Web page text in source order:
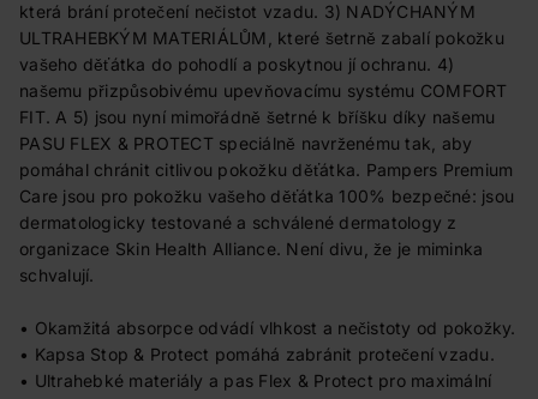
která brání protečení nečistot vzadu. 3) NADÝCHANÝM
ULTRAHEBKÝM MATERIÁLŮM, které šetrně zabalí pokožku
vašeho děťátka do pohodlí a poskytnou jí ochranu. 4)
našemu přizpůsobivému upevňovacímu systému COMFORT
FIT. A 5) jsou nyní mimořádně šetrné k bříšku díky našemu
PASU FLEX & PROTECT speciálně navrženému tak, aby
pomáhal chránit citlivou pokožku děťátka. Pampers Premium
Care jsou pro pokožku vašeho děťátka 100% bezpečné: jsou
dermatologicky testované a schválené dermatology z
organizace Skin Health Alliance. Není divu, že je miminka
schvalují.
• Okamžitá absorpce odvádí vlhkost a nečistoty od pokožky.
• Kapsa Stop & Protect pomáhá zabránit protečení vzadu.
• Ultrahebké materiály a pas Flex & Protect pro maximální